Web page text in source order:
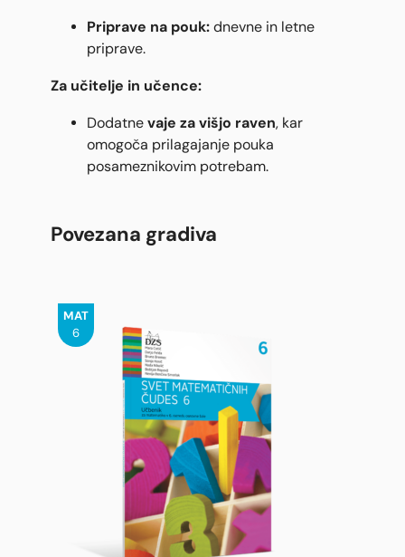
Priprave na pouk: dnevne in letne
priprave.
Za učitelje in učence:
Dodatne vaje za višjo raven, kar
omogoča prilagajanje pouka
posameznikovim potrebam.
Povezana gradiva
MAT
6